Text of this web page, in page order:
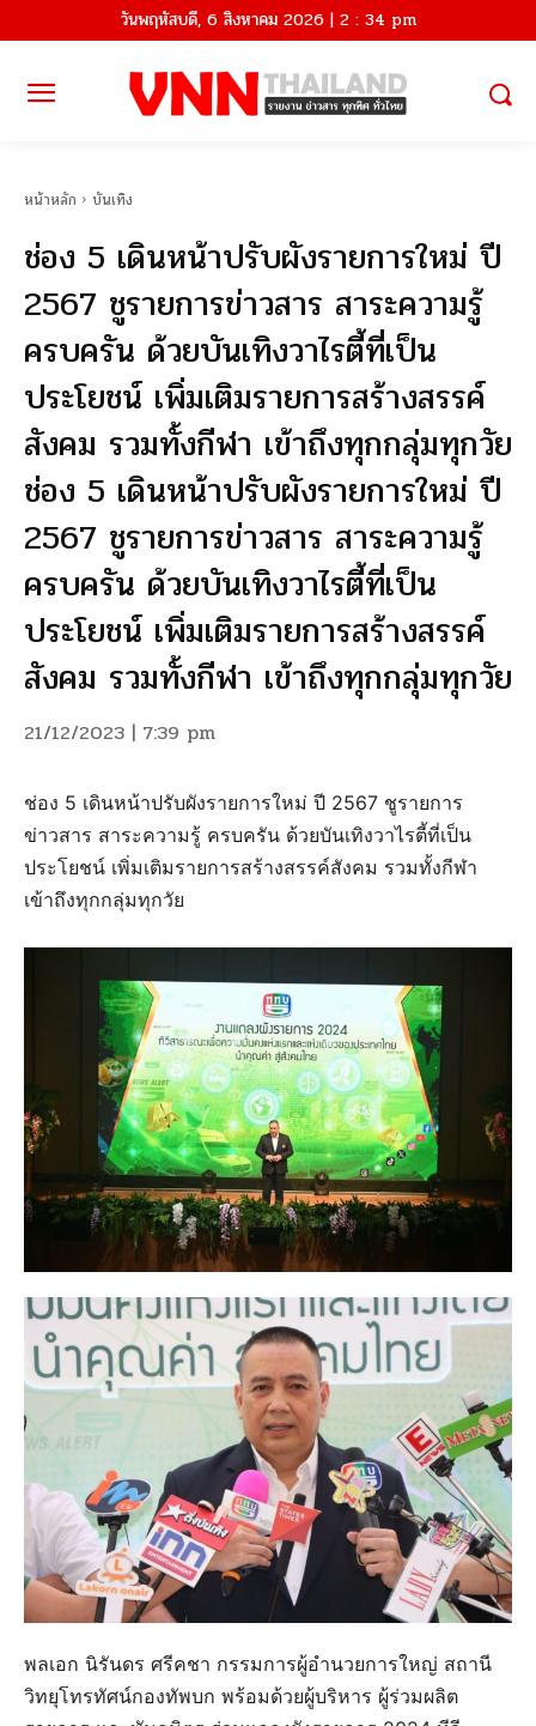
วันพฤหัสบดี, 6 สิงหาคม 2026 | 2 : 34 pm
หน้าหลัก บันเทิง
ช่อง 5 เดินหน้าปรับผังรายการใหม่ ปี
2567 ชูรายการข่าวสาร สาระความรู้
ครบครัน ด้วยบันเทิงวาไรตี้ที่เป็น
ประโยชน์ เพิ่มเติมรายการสร้างสรรค์
สังคม รวมทั้งกีฬา เข้าถึงทุกกลุ่มทุกวัย
ช่อง 5 เดินหน้าปรับผังรายการใหม่ ปี
2567 ชูรายการข่าวสาร สาระความรู้
ครบครัน ด้วยบันเทิงวาไรตี้ที่เป็น
ประโยชน์ เพิ่มเติมรายการสร้างสรรค์
สังคม รวมทั้งกีฬา เข้าถึงทุกกลุ่มทุกวัย
21/12/2023 | 7:39 pm
ช่อง 5 เดินหน้าปรับผังรายการใหม่ ปี 2567 ชูรายการ
ข่าวสาร สาระความรู้ ครบครัน ด้วยบันเทิงวาไรตี้ที่เป็น
ประโยชน์ เพิ่มเติมรายการสร้างสรรค์สังคม รวมทั้งกีฬา
เข้าถึงทุกกลุ่มทุกวัย
พลเอก นิรันดร ศรีคชา กรรมการผู้อำนวยการใหญ่ สถานี
วิทยุโทรทัศน์กองทัพบก พร้อมด้วยผู้บริหาร ผู้ร่วมผลิต